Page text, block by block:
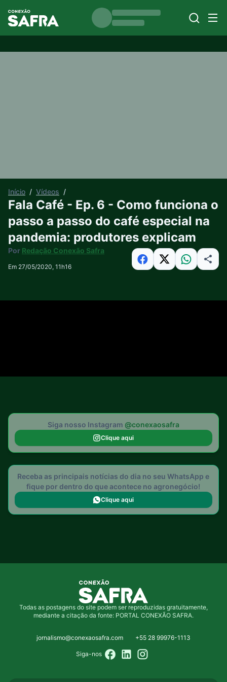
Início / Vídeos /
Fala Café - Ep. 6 - Como funciona o
passo a passo do café especial na
pandemia: produtores explicam
Por Redação Conexão Safra
Em 27/05/2020, 11h16
Siga nosso Instagram @conexaosafra
Clique aqui
Receba as principais notícias do dia no seu WhatsApp e
fique por dentro do que acontece no agronegócio!
Clique aqui
Todas as postagens do site podem ser reproduzidas gratuitamente,
mediante a citação da fonte: PORTAL CONEXÃO SAFRA.
jornalismo@conexaosafra.com +55 28 99976-1113
Siga-nos